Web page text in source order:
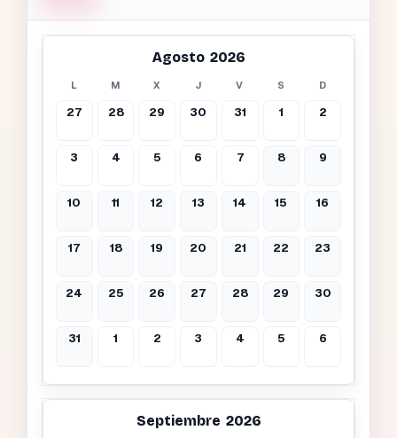
Agosto 2026
L M X J V S D
27 28 29 30 31 1 2
3 4 5 6 7 8 9
10 11 12 13 14 15 16
17 18 19 20 21 22 23
24 25 26 27 28 29 30
31 1 2 3 4 5 6
Septiembre 2026